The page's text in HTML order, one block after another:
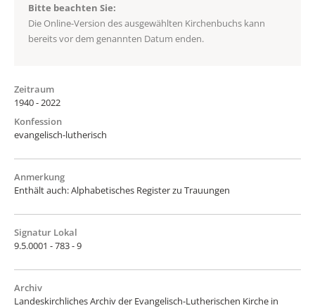
Bitte beachten Sie:
Die Online-Version des ausgewählten Kirchenbuchs kann
bereits vor dem genannten Datum enden.
Zeitraum
1940 - 2022
Konfession
evangelisch-lutherisch
Anmerkung
Enthält auch: Alphabetisches Register zu Trauungen
Signatur Lokal
9.5.0001 - 783 - 9
Archiv
Landeskirchliches Archiv der Evangelisch-Lutherischen Kirche in